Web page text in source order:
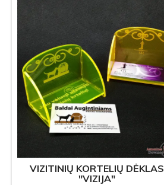
VIZITINIŲ KORTELIŲ DĖKLAS
"VIZIJA"